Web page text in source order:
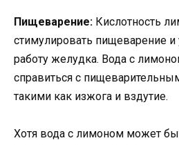
Пищеварение: Кислотность
стимулировать пищеварение
работу желудка. Вода с
справиться с
такими как изжога и вздутие.
Хотя вода с лимоном может